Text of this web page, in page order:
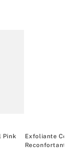
Down"
Pink
Exfoliante